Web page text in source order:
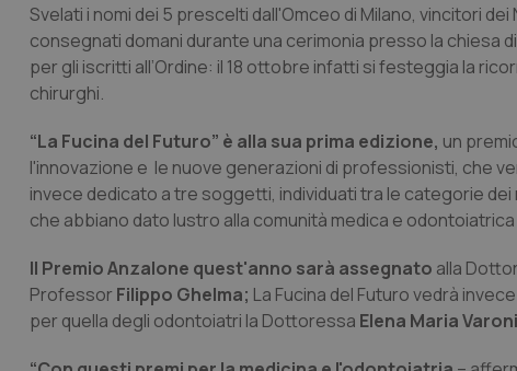
Svelati i nomi dei 5 prescelti dall'Omceo di Milano, vincitori
consegnati domani durante una cerimonia presso la chiesa
per gli iscritti all’Ordine: il 18 ottobre infatti si festeggia la
chirurghi.
“La Fucina del Futuro” è alla sua prima edizione, un
l'innovazione e le nuove generazioni di professionisti, che
invece dedicato a tre soggetti, individuati tra le categorie
che abbiano dato lustro alla comunità medica e
Il Premio Anzalone quest'anno sarà assegnato alla
Professor Filippo Ghelma; La Fucina del Futuro vedrà
per quella degli odontoiatri la Dottoressa Elena Maria